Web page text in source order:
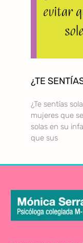
¿TE
¿Te sentías
mujeres que
solas en su
que sus